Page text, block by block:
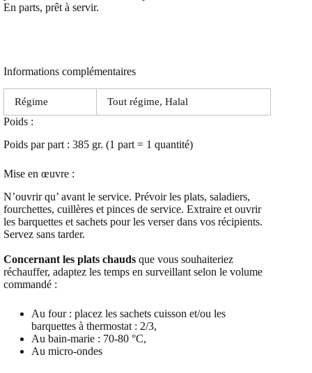
En parts, prêt à servir.
Informations complémentaires
Régime Tout régime, Halal
Poids :
Poids par part : 385 gr. (1 part = 1 quantité)
Mise en œuvre :
N’ouvrir qu’ avant le service. Prévoir les plats, saladiers,
fourchettes, cuillères et pinces de service. Extraire et ouvrir
les barquettes et sachets pour les verser dans vos récipients.
Servez sans tarder.
Concernant les plats chauds que vous souhaiteriez
réchauffer, adaptez les temps en surveillant selon le volume
commandé :
Au four : placez les sachets cuisson et/ou les
barquettes à thermostat : 2/3,
Au bain-marie : 70-80 °C,
Au micro-ondes